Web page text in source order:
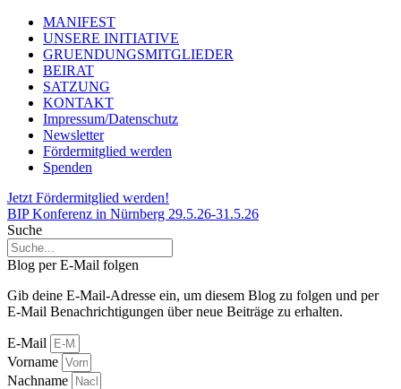
MANIFEST
UNSERE INITIATIVE
GRUENDUNGSMITGLIEDER
BEIRAT
SATZUNG
KONTAKT
Impressum/Datenschutz
Newsletter
Fördermitglied werden
Spenden
Jetzt Fördermitglied werden!
BIP Konferenz in Nürnberg 29.5.26-31.5.26
Suche
Blog per E-Mail folgen
Gib deine E-Mail-Adresse ein, um diesem Blog zu folgen und per
E-Mail Benachrichtigungen über neue Beiträge zu erhalten.
E-Mail
Vorname
Nachname